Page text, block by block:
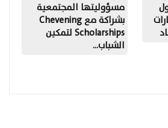
مسؤوليتها المجتمعية
بشراكة مع Chevening
Scholarships لتمكين
الشباب…